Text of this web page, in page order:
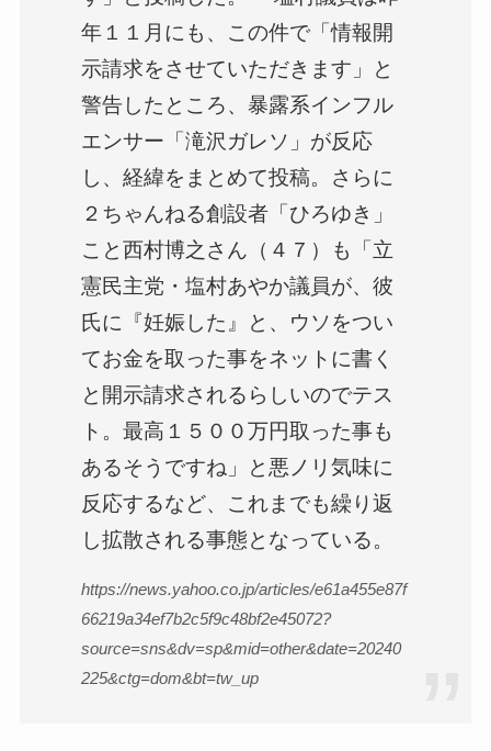
年１１月にも、この件で「情報開
示請求をさせていただきます」と
警告したところ、暴露系インフル
エンサー「滝沢ガレソ」が反応
し、経緯をまとめて投稿。さらに
２ちゃんねる創設者「ひろゆき」
こと西村博之さん（４７）も「立
憲民主党・塩村あやか議員が、彼
氏に『妊娠した』と、ウソをつい
てお金を取った事をネットに書く
と開示請求されるらしいのでテス
ト。最高１５００万円取った事も
あるそうですね」と悪ノリ気味に
反応するなど、これまでも繰り返
し拡散される事態となっている。
https://news.yahoo.co.jp/articles/e61a455e87f
66219a34ef7b2c5f9c48bf2e45072?
source=sns&dv=sp&mid=other&date=20240
225&ctg=dom&bt=tw_up